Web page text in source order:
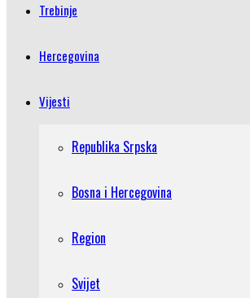
Trebinje
Hercegovina
Vijesti
Republika Srpska
Bosna i Hercegovina
Region
Svijet